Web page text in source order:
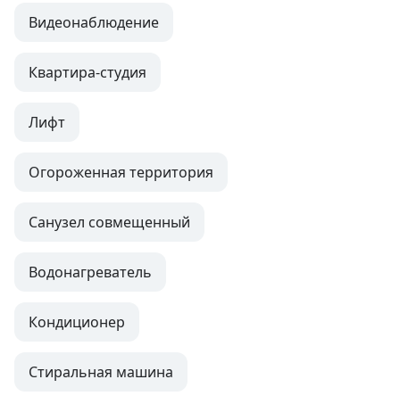
Видеонаблюдение
Квартира-студия
Лифт
Огороженная территория
Санузел совмещенный
Водонагреватель
Кондиционер
Стиральная машина